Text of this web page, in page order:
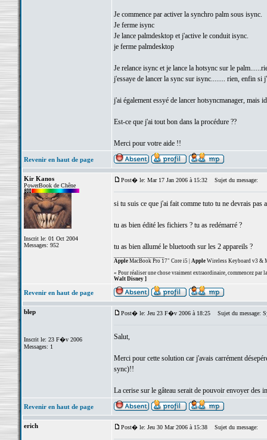
Je commence par activer la synchro palm sous isync.
Je ferme isync
Je lance palmdesktop et j'active le conduit isync.
je ferme palmdesktop
Je relance isync et je lance la hotsync sur le
j'essaye de lancer la sync sur isync........ rien, enfin si
j'ai également essyé de lancer hotsyncmanager, mais
Est-ce que j'ai tout bon dans la procédure ??
Merci pour votre aide !!
Revenir en haut de page
Kir Kanos
PowerBook de Chêne
Inscrit le: 01 Oct 2004
Messages: 952
Post� le: Mar 17 Jan 2006 à 15:32 Sujet du message:
si tu suis ce que j'ai fait comme tuto tu ne devrais pas
tu as bien édité les fichiers ? tu as redémarré ?
tu as bien allumé le bluetooth sur les 2 appareils ?
AppleMacBook Pro 17" Core i5 | AppleWireless Keyboard v3 &
« Pour réaliser une chose vraiment extraordinaire, commencez
Walt Disney ]
Revenir en haut de page
blep
Inscrit le: 23 F�v 2006
Messages: 1
Post� le: Jeu 23 F�v 2006 à 18:25 Sujet du message:
Salut,
Merci pour cette solution car j'avais carrément
sync)!!
La cerise sur le gâteau serait de pouvoir envoyer
Revenir en haut de page
erich Post� le: Jeu 30 Mar 2006 à 15:38 Sujet du message: